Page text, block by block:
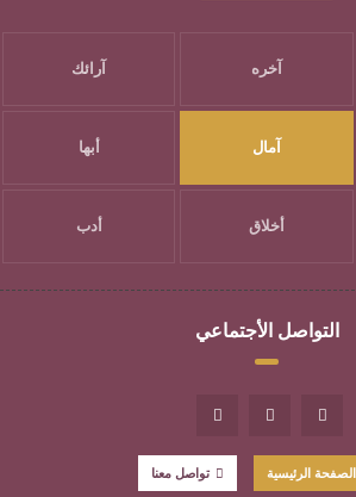
آخره آرائك
آمال أبها
أخلاق أدب
التواصل الأجتماعي
الصفحة الرئيسية تواصل معنا